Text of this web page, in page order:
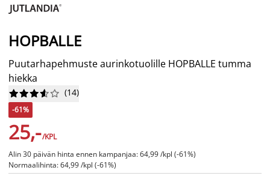
HOPBALLE
Puutarhapehmuste aurinkotuolille HOPBALLE tumma
hiekka





 (14)
-61%
25,-/KPL
Alin 30 päivän hinta ennen kampanjaa: 64,99 /kpl (-61%)
Normaalihinta: 64,99 /kpl (-61%)